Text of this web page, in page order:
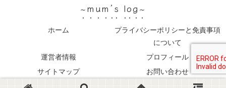
~mum’s log~
ホーム
プライバシーポリシーと免責事項
について
運営者情報
プロフィール
サイトマップ
お問い合わせ